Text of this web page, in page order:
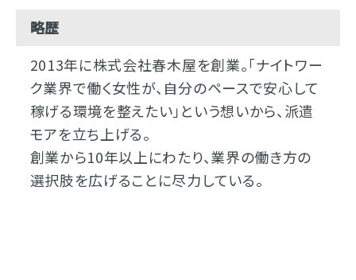
略歴
2013年に株式会社春木屋を創業。「ナイトワー
ク業界で働く女性が、自分のペースで安心して
稼げる環境を整えたい」という想いから、派遣
モアを立ち上げる。
創業から10年以上にわたり、業界の働き方の
選択肢を広げることに尽力している。